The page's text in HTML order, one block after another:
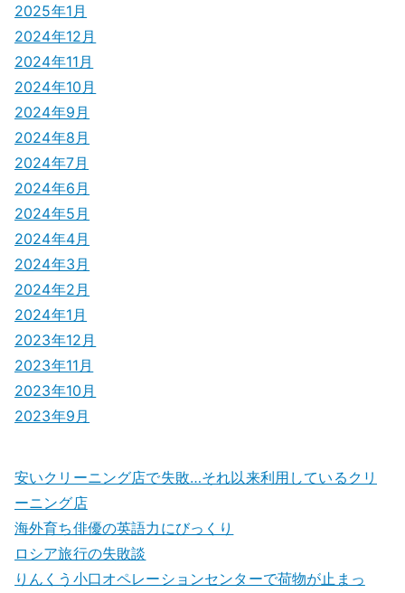
2025年1月
2024年12月
2024年11月
2024年10月
2024年9月
2024年8月
2024年7月
2024年6月
2024年5月
2024年4月
2024年3月
2024年2月
2024年1月
2023年12月
2023年11月
2023年10月
2023年9月
安いクリーニング店で失敗…それ以来利用しているクリ
ーニング店
海外育ち俳優の英語力にびっくり
ロシア旅行の失敗談
りんくう小口オペレーションセンターで荷物が止まっ